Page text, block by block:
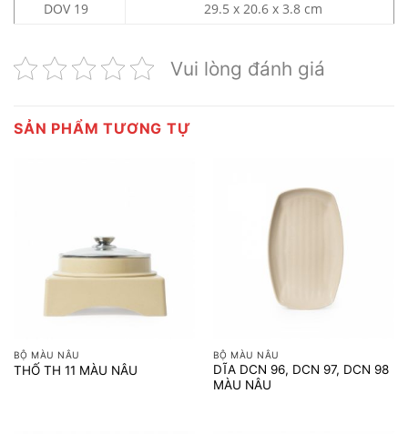
DOV 19
29.5 x 20.6 x 3.8 cm
Vui lòng đánh giá
SẢN PHẨM TƯƠNG TỰ
BỘ MÀU NÂU
THỐ TH 11 MÀU NÂU
BỘ MÀU NÂU
DĨA DCN 96, DCN 97, DCN 98
MÀU NÂU